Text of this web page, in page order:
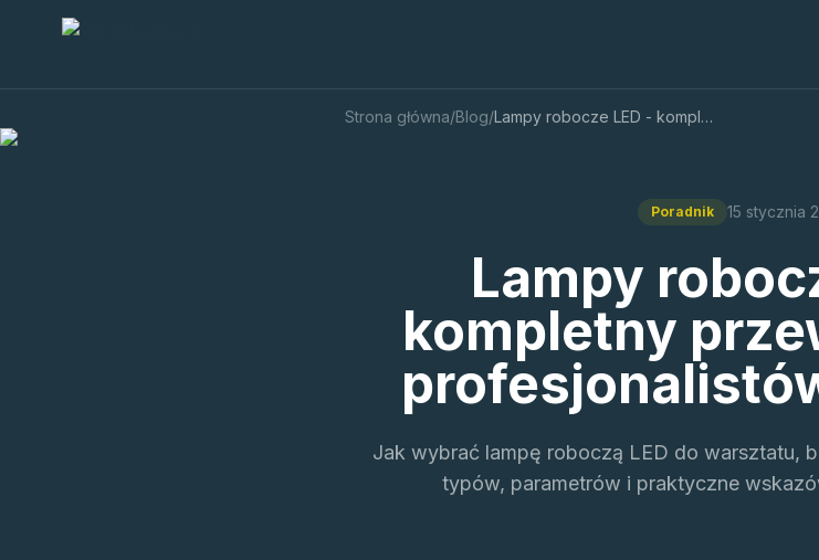
Strona główna/Blog/ Lampy robocze LED - kompletny przewodnik dla profesjonalistów w Polsce
Poradnik 15 stycznia
Lampy
kompletny
Jak wybrać lampę roboczą LED do warsztatu,
typów, parametrów i praktyczne